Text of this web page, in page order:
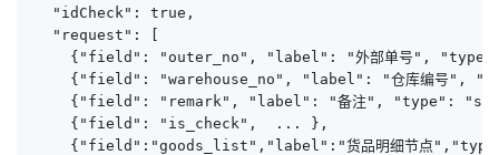
  "idCheck": true,
  "request": [
{"field": "outer_no", "label": "外部单号",
{"field": "warehouse_no", "label": "仓库编号",
{"field": "remark", "label": "备注", "type":
    {"field": "is_check",  ... },
{"field":"goods_list","label":"货品明细节点